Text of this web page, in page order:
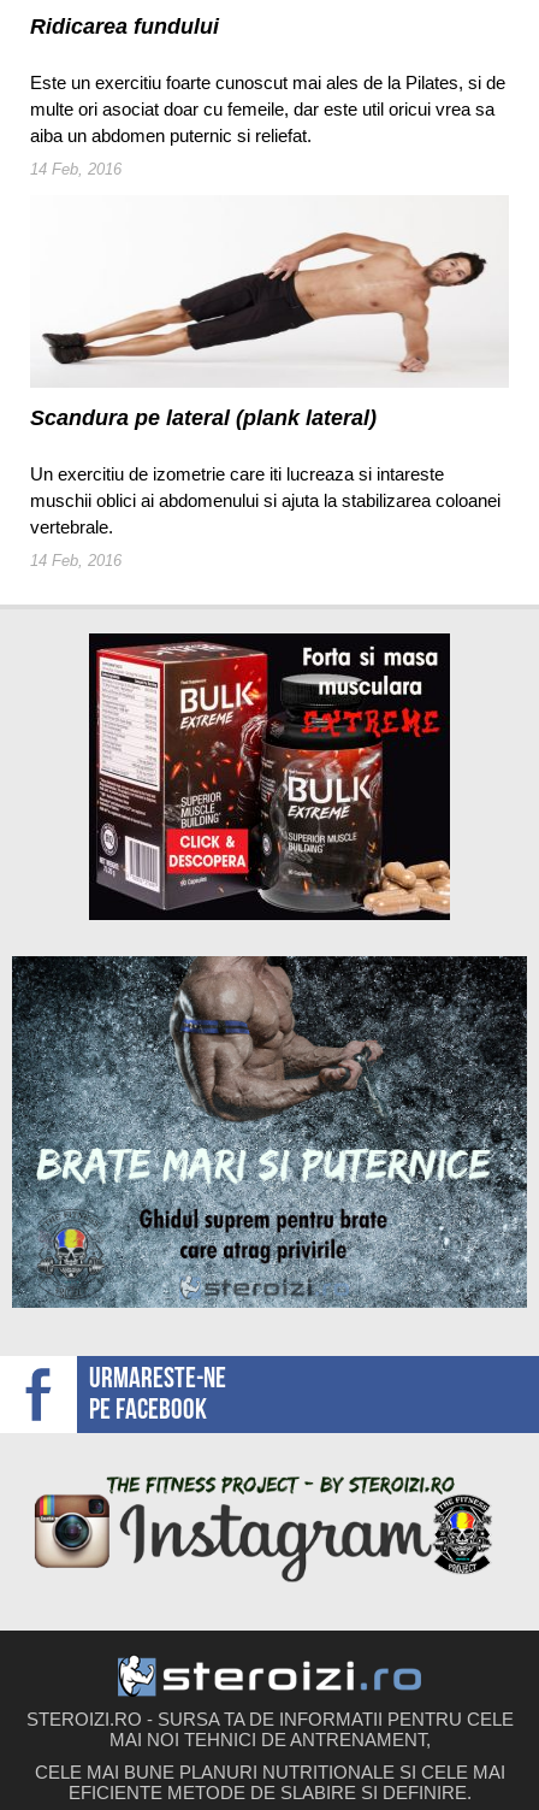
Ridicarea fundului
Este un exercitiu foarte cunoscut mai ales de la Pilates, si de
multe ori asociat doar cu femeile, dar este util oricui vrea sa
aiba un abdomen puternic si reliefat.
14 Feb, 2016
Scandura pe lateral (plank lateral)
Un exercitiu de izometrie care iti lucreaza si intareste
muschii oblici ai abdomenului si ajuta la stabilizarea coloanei
vertebrale.
14 Feb, 2016
Urmareste-ne
pe facebook
STEROIZI.RO - SURSA TA DE INFORMATII PENTRU CELE
MAI NOI TEHNICI DE ANTRENAMENT,
CELE MAI BUNE PLANURI NUTRITIONALE SI CELE MAI
EFICIENTE METODE DE SLABIRE SI DEFINIRE.